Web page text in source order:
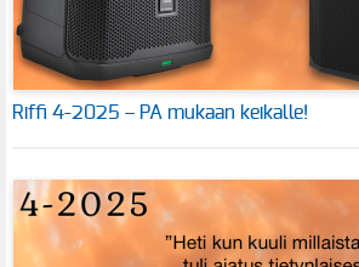
Riffi 4-2025 – PA mukaan keikalle!